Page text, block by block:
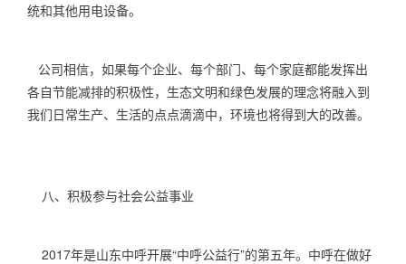
统和其他用电设备。
公司相信，如果每个企业、每个部门、每个家庭都能发挥出
各自节能减排的积极性，生态文明和绿色发展的理念将融入到
我们日常生产、生活的点点滴滴中，环境也将得到大的改善。
八、积极参与社会公益事业
2017年是山东中呼开展“中呼公益行”的第五年。中呼在做好